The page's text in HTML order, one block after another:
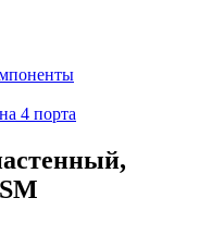
4 порта